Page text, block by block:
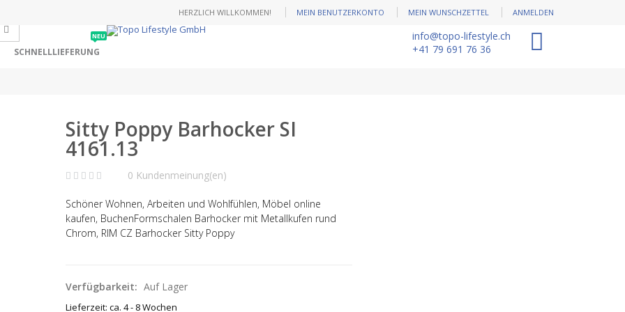
MEIN BENUTZERKONTO MEIN WUNSCHZETTEL ANMELDEN
HERZLICH WILLKOMMEN!
info@topo-lifestyle.ch
+41 79 691 76 36
SCHNELLLIEFERUNG
NEU
Sitty Poppy Barhocker SI
4161.13
0 Kundenmeinung(en)
Schöner Wohnen, Arbeiten und Wohlfühlen, Möbel online
kaufen, BuchenFormschalen Barhocker mit Metallkufen rund
Chrom, RIM CZ Barhocker Sitty Poppy
Verfügbarkeit: Auf Lager
Lieferzeit: ca. 4 - 8 Wochen